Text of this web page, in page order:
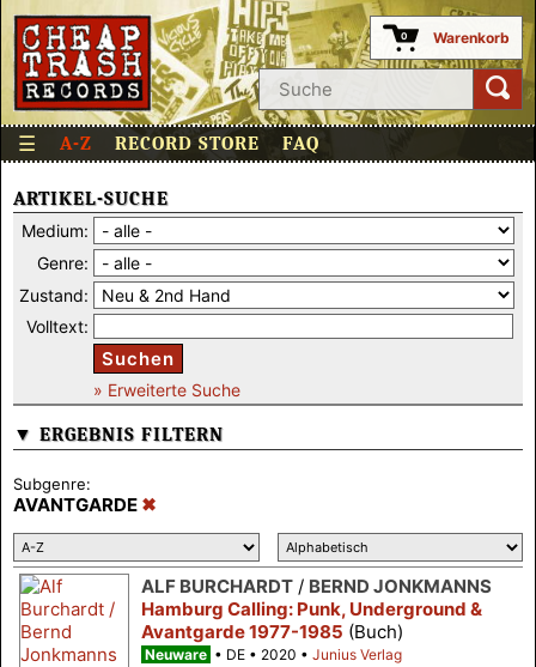
0 Warenkorb
☰ A-Z RECORD STORE FAQ
ARTIKEL-SUCHE
Medium:
Genre:
Zustand:
Volltext:
Suchen
» Erweiterte Suche
▼ ERGEBNIS FILTERN
Subgenre:
AVANTGARDE
ALF BURCHARDT / BERND JONKMANNS
Hamburg Calling: Punk, Underground &
Avantgarde 1977-1985 (Buch)
Neuware DE 2020
Junius Verlag